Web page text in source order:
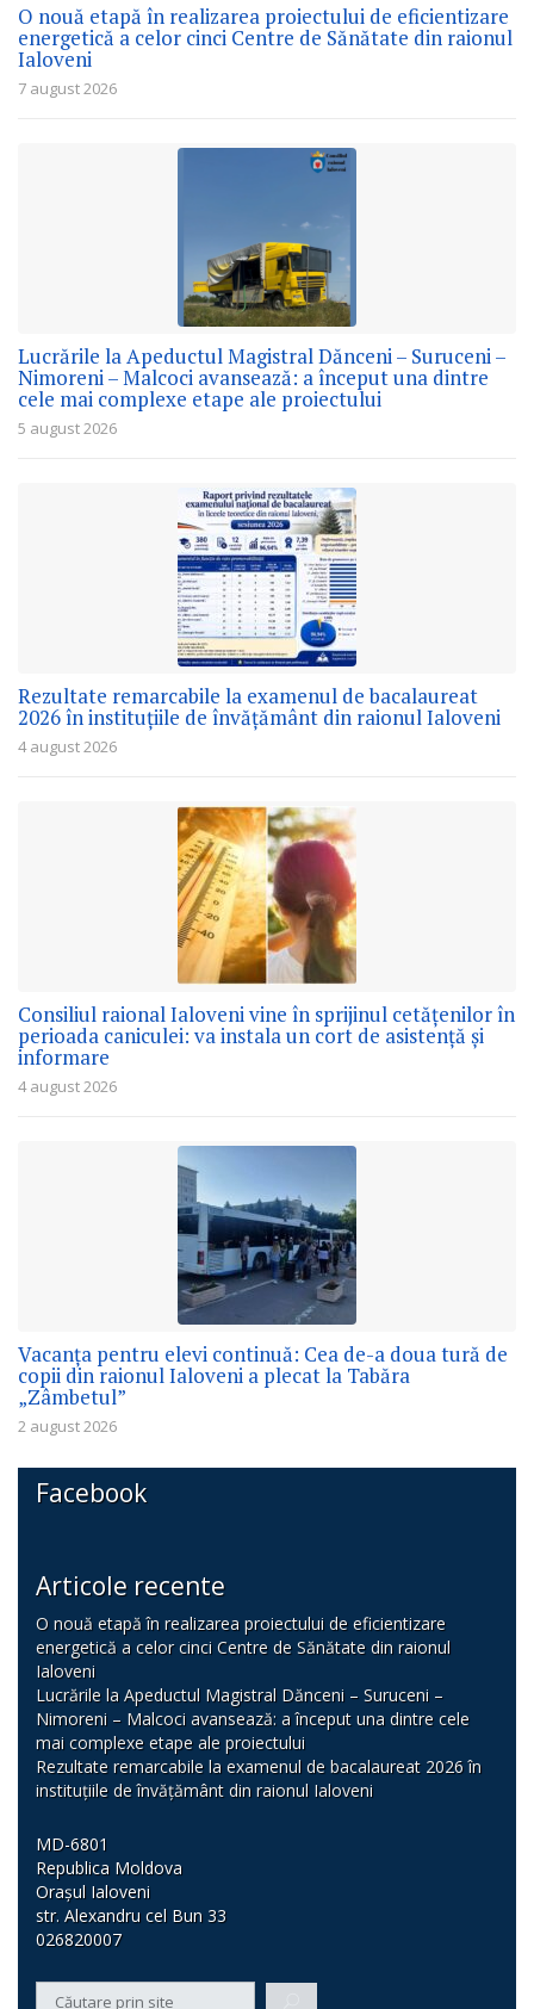
O nouă etapă în realizarea proiectului de eficientizare
energetică a celor cinci Centre de Sănătate din raionul
Ialoveni
7 august 2026
Lucrările la Apeductul Magistral Dănceni – Suruceni –
Nimoreni – Malcoci avansează: a început una dintre
cele mai complexe etape ale proiectului
5 august 2026
Rezultate remarcabile la examenul de bacalaureat
2026 în instituțiile de învățământ din raionul Ialoveni
4 august 2026
Consiliul raional Ialoveni vine în sprijinul cetățenilor în
perioada caniculei: va instala un cort de asistență și
informare
4 august 2026
Vacanța pentru elevi continuă: Cea de-a doua tură de
copii din raionul Ialoveni a plecat la Tabăra
„Zâmbetul”
2 august 2026
Facebook
Articole recente
O nouă etapă în realizarea proiectului de eficientizare
energetică a celor cinci Centre de Sănătate din raionul
Ialoveni
Lucrările la Apeductul Magistral Dănceni – Suruceni –
Nimoreni – Malcoci avansează: a început una dintre cele
mai complexe etape ale proiectului
Rezultate remarcabile la examenul de bacalaureat 2026 în
instituțiile de învățământ din raionul Ialoveni
MD-6801
Republica Moldova
Orașul Ialoveni
str. Alexandru cel Bun 33
026820007